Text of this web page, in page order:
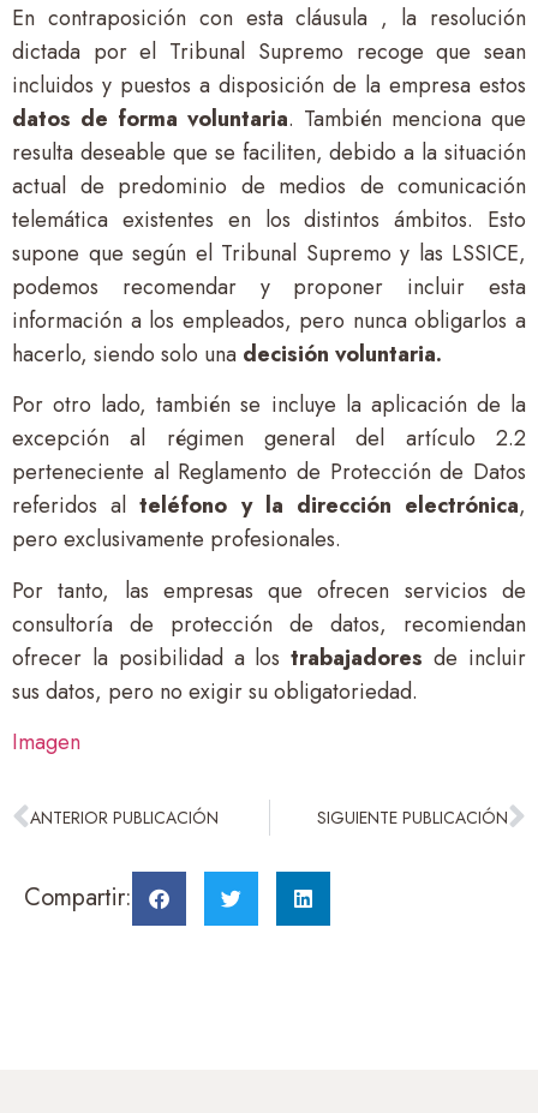
En contraposición con esta cláusula , la resolución
dictada por el Tribunal Supremo recoge que sean
incluidos y puestos a disposición de la empresa estos
datos de forma voluntaria. También menciona que
resulta deseable que se faciliten, debido a la situación
actual de predominio de medios de comunicación
telemática existentes en los distintos ámbitos. Esto
supone que según el Tribunal Supremo y las LSSICE,
podemos recomendar y proponer incluir esta
información a los empleados, pero nunca obligarlos a
hacerlo, siendo solo una decisión voluntaria.
Por otro lado, también se incluye la aplicación de la
excepción al régimen general del artículo 2.2
perteneciente al Reglamento de Protección de Datos
referidos alteléfono y la dirección electrónica,
pero exclusivamente profesionales.
Por tanto, las empresas que ofrecen servicios de
consultoría de protección de datos, recomiendan
ofrecer la posibilidad a lostrabajadores de incluir
sus datos, pero no exigir su obligatoriedad.
Imagen
ANTERIOR PUBLICACIÓN SIGUIENTE PUBLICACIÓN
Compartir: